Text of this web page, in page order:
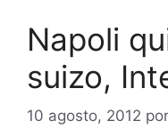
Napoli
suizo,
10 agosto, 2012 por